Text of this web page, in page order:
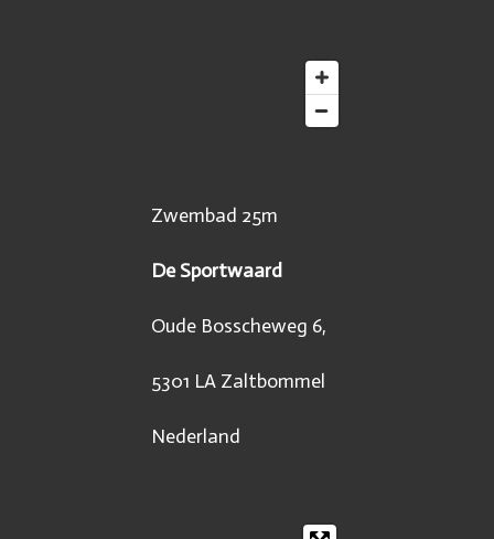
Zwembad 25m
De Sportwaard
Oude Bosscheweg 6,
5301 LA Zaltbommel
Nederland